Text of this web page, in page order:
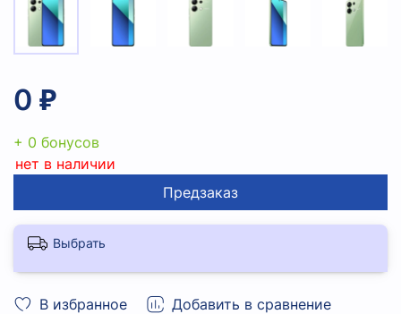
В избранное Добавить в сравнение
0 ₽
+ 0 бонусов
нет в наличии
Предзаказ
Выбрать